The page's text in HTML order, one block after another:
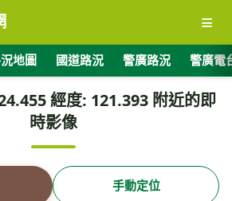
≡
地圖 國道路況 警廣路況 警廣電
經度: 121.393 附近的即
時影像
手動定位